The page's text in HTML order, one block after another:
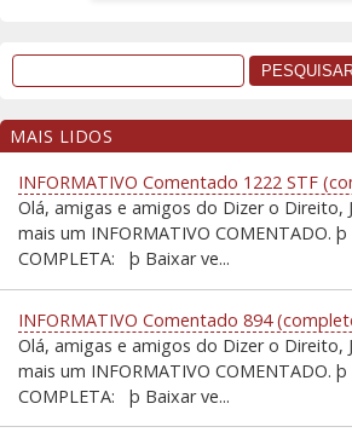
MAIS LIDOS
INFORMATIVO Comentado 1222 STF
Olá, amigas e amigos do Dizer o Direito,
mais um INFORMATIVO COMENTADO.
COMPLETA: þ Baixar ve...
INFORMATIVO Comentado 894
Olá, amigas e amigos do Dizer o Direito,
mais um INFORMATIVO COMENTADO.
COMPLETA: þ Baixar ve...